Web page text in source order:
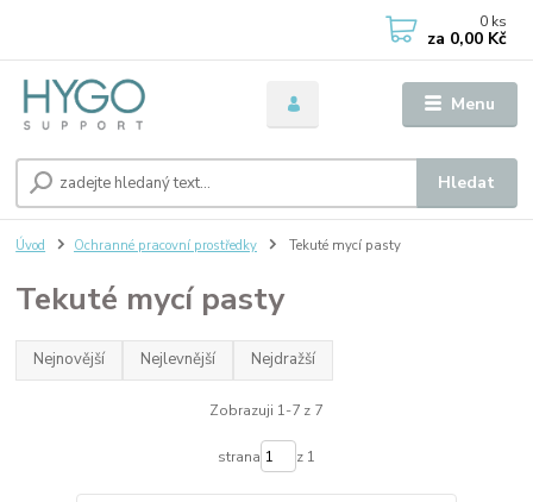
Menu
Hledat
0 ks
za 0,00 Kč
Úvod Ochranné pracovní prostředky Tekuté mycí pasty
Tekuté mycí pasty
Nejnovější Nejlevnější Nejdražší
Zobrazuji 1-7 z 7
strana z 1